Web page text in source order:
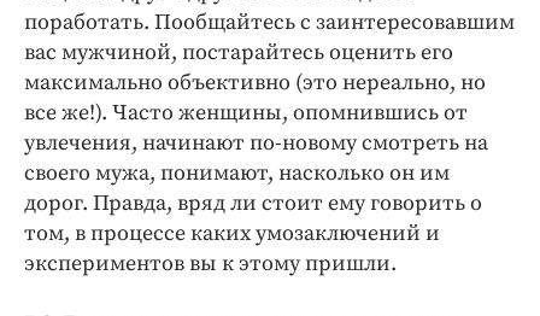
поработать. Пообщайтесь с заинтересовавшим
вас мужчиной, постарайтесь оценить его
максимально объективно (это нереально, но
все же!). Часто женщины, опомнившись от
увлечения, начинают по-новому смотреть на
своего мужа, понимают, насколько он им
дорог. Правда, вряд ли стоит ему говорить о
том, в процессе каких умозаключений и
экспериментов вы к этому пришли.